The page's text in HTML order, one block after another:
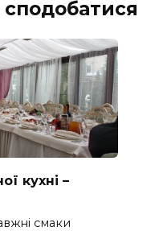
кухні –
смаки